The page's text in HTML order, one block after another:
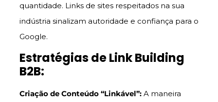
quantidade. Links de sites respeitados na sua
indústria sinalizam autoridade e confiança para o
Google.
Estratégias de Link Building
B2B:
Criação de Conteúdo “Linkável”: A maneira